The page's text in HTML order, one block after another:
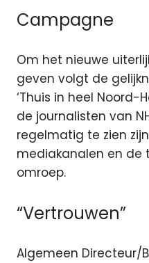
Campagne
Om het nieuwe
geven volgt de
‘Thuis in heel Noord-
de journalisten van
regelmatig te zien
mediakanalen en de
omroep.
“Vertrouwen”
Algemeen Directeur/